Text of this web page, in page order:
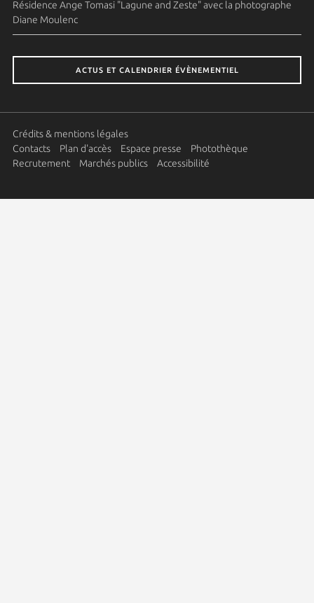
Résidence Ange Tomasi "Lagune and Zeste" avec la photographe
Diane Moulenc
ACTUS ET CALENDRIER ÉVÈNEMENTIEL
Crédits & mentions légales
Contacts
Plan d'accès Espace presse
Photothèque
Recrutement
Marchés publics Accessibilité